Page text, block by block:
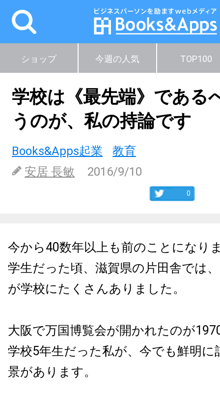
ショップ 今週の人気 TOP100
学校は《最先端》である
うのが、私の持論です
Books&Apps起業
教育
安居 長敏
2016/9/10
0
今から 40数年以上も前のことになり
学生だった頃、滋賀県の片田舎では
が学校にたくさんありました。
大阪で万国博覧会が開かれたのが
学校5年生だった私が、今でも鮮明に
景があります。